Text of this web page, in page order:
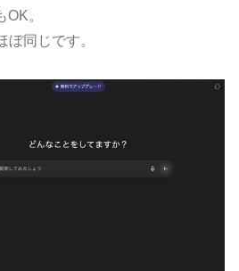
。
同じです。